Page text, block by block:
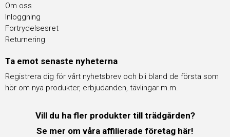
Om oss
Inloggning
Fortrydelsesret
Returnering
Ta emot senaste nyheterna
Registrera dig för vårt nyhetsbrev och bli bland de första som
hör om nya produkter, erbjudanden, tävlingar m.m.
Vill du ha fler produkter till trädgården?
Se mer om våra affilierade företag här!